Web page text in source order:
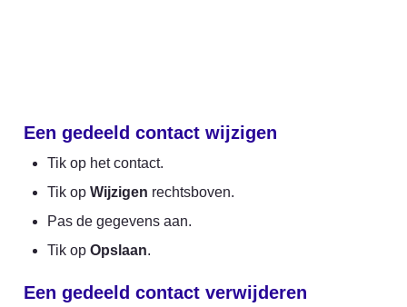
Een gedeeld contact wijzigen
Tik op het contact.
Tik op Wijzigen rechtsboven.
Pas de gegevens aan.
Tik op Opslaan.
Een gedeeld contact verwijderen